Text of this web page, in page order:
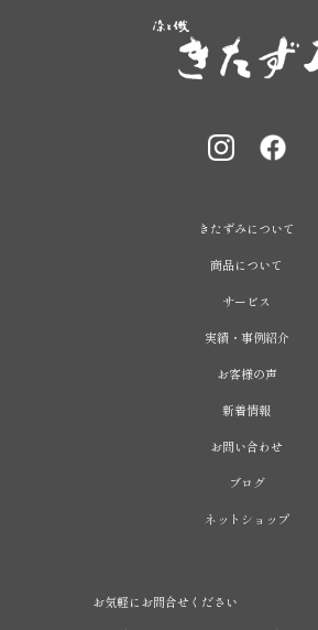
きたずみについて
商品について
サービス
実績・事例紹介
お客様の声
新着情報
お問い合わせ
ブログ
ネットショップ
お気軽にお問合せください